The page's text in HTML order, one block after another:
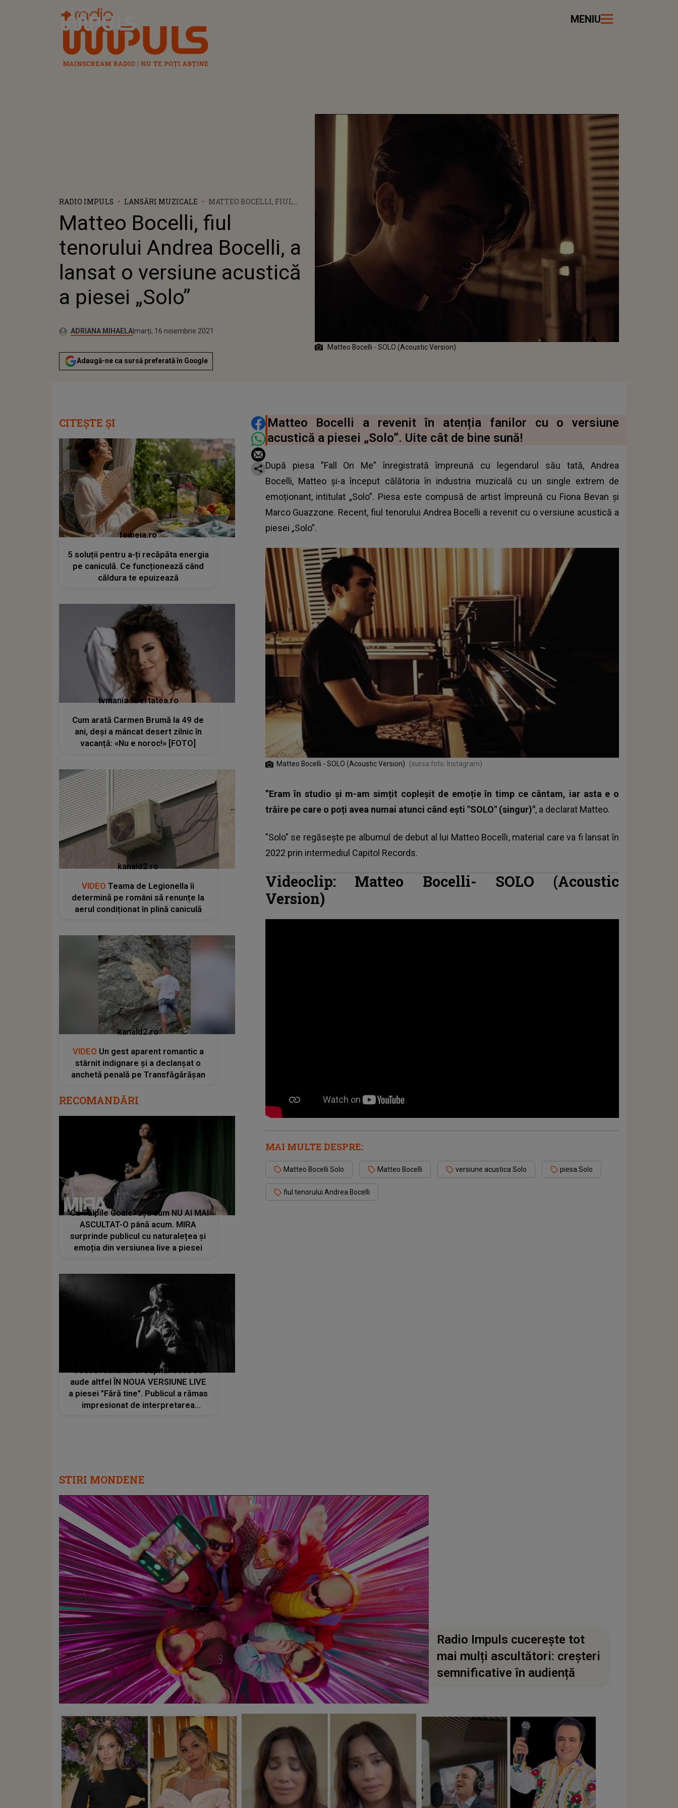
Radio Impuls MENIU
RADIO IMPULS LANSĂRI MUZICALE
MATTEO BOCELLI, FIUL
BOCELLI, A LANSAT O
VERSIUNE ACUSTICĂ A
PIESEI „SOLO”
Matteo Bocelli, fiul
tenorului Andrea Bocelli, a
lansat o versiune acustică
a piesei „Solo”
Autor:ADRIANA MIHAELAPublicat:
joi, 11 noiembrie 2021
Actualizat:
marți, 16 noiembrie 2021
Adaugă-ne ca sursă preferată în Google
Matteo Bocelli - SOLO (Acoustic Version)
DISTRIBUIE ARTICOLUL
Matteo Bocelli a revenit în atenția fanilor cu o versiune
acustică a piesei „Solo”. Uite cât de bine sună!
După piesa ”Fall On Me” înregistrată împreună cu legendarul său tată, Andrea
Bocelli, Matteo și-a început călătoria în industria muzicală cu un single extrem de
emoționant, intitulat „Solo”. Piesa este compusă de artist împreună cu Fiona Bevan și
Marco Guazzone. Recent, fiul tenorului Andrea Bocelli a revenit cu o versiune acustică a
piesei „Solo”.
Matteo Bocelli - SOLO (Acoustic Version) (sursa foto: Instagram)
”Eram în studio și m-am simțit copleșit de emoție în timp ce cântam, iar asta e o
trăire pe care o poți avea numai atunci când ești "SOLO" (singur)", a declarat Matteo.
"Solo" se regăsește pe albumul de debut al lui Matteo Bocelli, material care va fi lansat în
2022 prin intermediul Capitol Records.
Videoclip: Matteo Bocelli- SOLO (Acoustic
Version)
MAI MULTE DESPRE:
Matteo Bocelli Solo Matteo Bocelli versiune acustica Solo piesa Solo
fiul tenorului Andrea Bocelli
CITEȘTE ȘI
femeia.ro
5 soluții pentru a-ți recăpăta energia
pe caniculă. Ce funcționează când
căldura te epuizează
tvmania.libertatea.ro
Cum arată Carmen Brumă la 49 de
ani, deși a mâncat desert zilnic în
vacanță: «Nu e noroc!» [FOTO]
kanald2.ro
VIDEO Teama de Legionella îi
determină pe români să renunțe la
aerul condiționat în plină caniculă
kanald2.ro
VIDEO Un gest aparent romantic a
stârnit indignare și a declanșat o
anchetă penală pe Transfăgărășan
RECOMANDĂRI
"Cu Tălpile Goale" așa cum NU AI MAI
ASCULTAT-O până acum. MIRA
surprinde publicul cu naturalețea și
emoția din versiunea live a piesei
Vocea Alexandrei Căpitănescu se
aude altfel ÎN NOUA VERSIUNE LIVE
a piesei "Fără tine". Publicul a rămas
impresionat de interpretarea
STIRI MONDENE
Radio Impuls cucerește tot
mai mulți ascultători: creșteri
semnificative în audiență